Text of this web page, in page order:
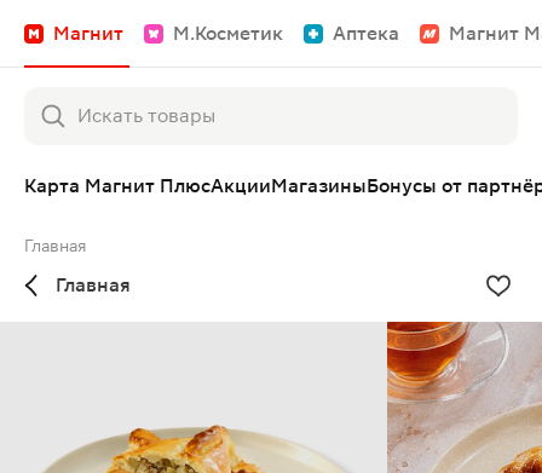
Магнит М.Косметик Аптека Магнит
Карта Магнит ПлюсАкцииМагазиныБонусы от
Главная
Главная